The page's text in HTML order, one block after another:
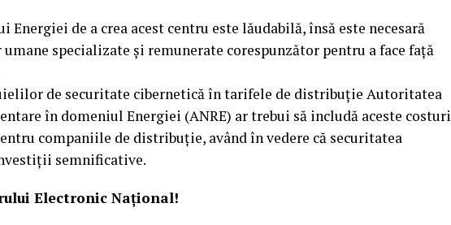
de a crea acest centru este lăudabilă, însă este necesară
specializate și remunerate corespunzător pentru a face față
de securitate cibernetică în tarifele de distribuție Autoritatea
în domeniul Energiei (ANRE) ar trebui să includă aceste costuri
companiile de distribuție, având în vedere că securitatea
semnificative.
Electronic Național!